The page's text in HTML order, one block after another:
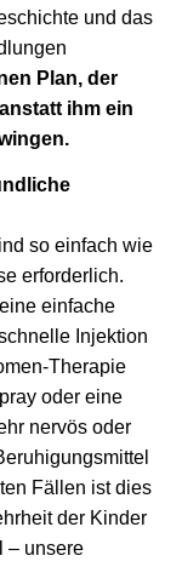
und das
Plan, der
ihm ein
so einfach wie
erforderlich.
einfache
Injektion
Therapie
oder eine
nervös oder
Fällen ist dies
der Kinder
– unsere